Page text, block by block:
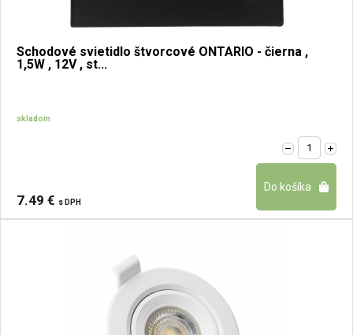
Schodové svietidlo štvorcové ONTARIO - čierna ,
1,5W , 12V , st...
skladom
7.49 € s DPH